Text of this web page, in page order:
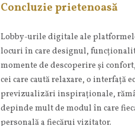
Concluzie prietenoasă
Lobby-urile digitale ale
locuri în care designul,
momente de descoperire și
cei care caută relaxare, o interfață
previzualizări inspiraționale,
depinde mult de modul în care
personală a fiecărui vizitator.